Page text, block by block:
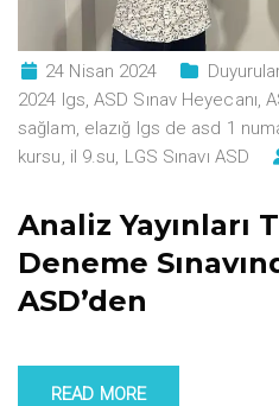
24 Nisan 2024
2024 lgs,ASD Sınav Heyecanı,
sağlam, elazığ lgs de asd 1
kursu, il 9.su, LGS Sınavı ASD
Analiz Yayınları
Deneme
ASD’den
READ MORE